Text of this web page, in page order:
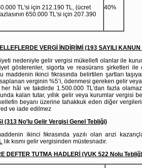
TL'si için 212.190 TL, (ücret
650.000 TL'si için 207.390
40%
VERGİ İNDİRİMİ (193 SAYILI
nedeniyle gelir vergisi mükellefi olanlar ile
gösterenler, sigorta ve reasürans şirketleri ile
maddenin ikinci fıkrasında belirtilen şartları
verginin %5’i, ödenmesi gereken gelir
hâl ve takdirde 1.500.000 TL'dan fazla
kalan tutar, yıllık gelir veya kurumlar vergisi
beyanı üzerine tahakkuk eden diğer
ve iade edilmez
(313 No’lu Gelir Vergisi Genel Tebliği)
ikinci fıkrasında yazılı olan arızi
lık kısmı gelir vergisinden müstesnadır.
DEFTER TUTMA HADLERİ (VUK 522 Nolu Tebliğ)